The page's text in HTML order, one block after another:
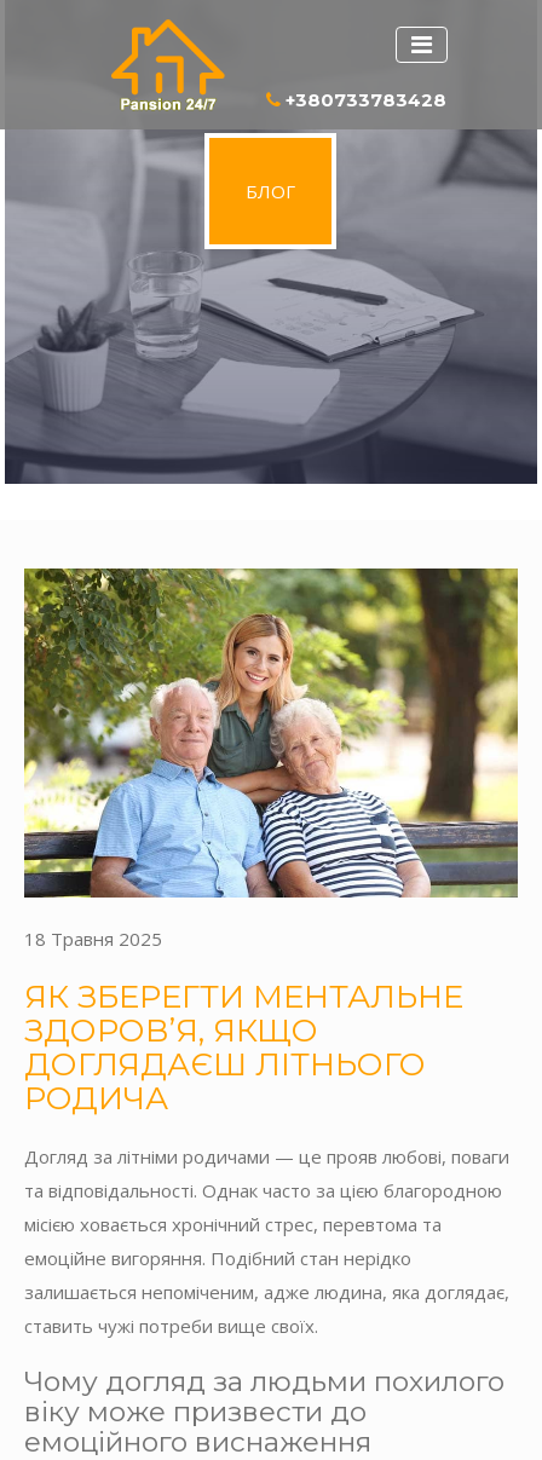
+380733783428
БЛОГ
18 Травня 2025
ЯК ЗБЕРЕГТИ МЕНТАЛЬНЕ
ЗДОРОВ’Я, ЯКЩО
ДОГЛЯДАЄШ ЛІТНЬОГО
РОДИЧА
Догляд за літніми родичами — це прояв любові, поваги
та відповідальності. Однак часто за цією благородною
місією ховається хронічний стрес, перевтома та
емоційне вигоряння. Подібний стан нерідко
залишається непоміченим, адже людина, яка доглядає,
ставить чужі потреби вище своїх.
Чому догляд за людьми похилого
віку може призвести до
емоційного виснаження